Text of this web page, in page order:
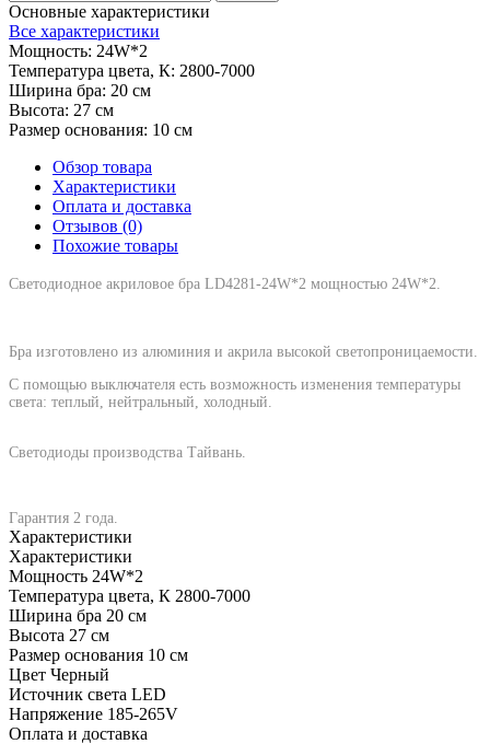
Основные характеристики
Все характеристики
Мощность: 24W*2
Температура цвета, К: 2800-7000
Ширина бра: 20 см
Высота: 27 см
Размер основания: 10 см
Обзор товара
Характеристики
Оплата и доставка
Отзывов (0)
Похожие товары
Светодиодное акриловое бра LD4281-24W*2 мощностью 24W*2
Бра изготовлено из алюминия и акрила высокой светопроницаемости.
С помощью выключателя есть возможность изменения температуры
света: теплый, нейтральный, холодный.
Светодиоды производства Тайвань.
Гарантия 2 года.
Характеристики
Характеристики
Мощность 24W*2
Температура цвета, К 2800-7000
Ширина бра 20 см
Высота 27 см
Размер основания 10 см
Цвет Черный
Источник света LED
Напряжение 185-265V
Оплата и доставка